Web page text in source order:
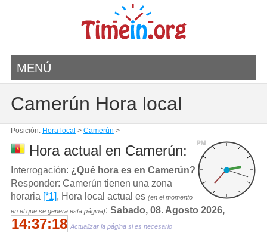
MENÚ
Camerún Hora local
Posición: Hora local > Camerún >
PM
Hora actual en Camerún:
Interrogación: ¿Qué hora es en Camerún?
Responder: Camerún tienen una zona
horaria [*1], Hora local actual es (en el momento
en el que se genera esta página): Sabado, 08. Agosto 2026,
14:37:18 Actualizar la página si es necesario